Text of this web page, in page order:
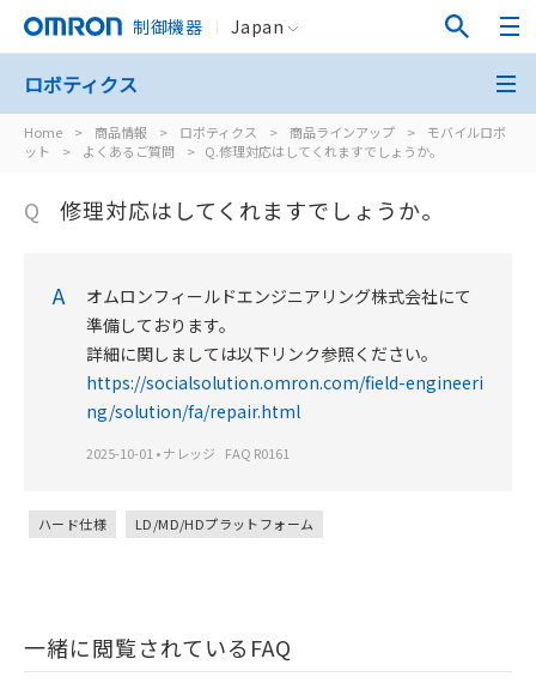
制御機器 Japan
Home > 商品情報 > ロボティクス > 商品ラインアップ >
モバイルロボ
ット
> よくあるご質問 > Q.修理対応はしてくれますでしょうか。
ロボティクス
Q 修理対応はしてくれますでしょうか。
A
オムロンフィールドエンジニアリング株式会社にて
準備しております。
詳細に関しましては以下リンク参照ください。
https://socialsolution.omron.com/field-engineeri
ng/solution/fa/repair.html
2025-10-01 •ナレッジ FAQ R0161
ハード仕様 LD/MD/HDプラットフォーム
一緒に閲覧されているFAQ